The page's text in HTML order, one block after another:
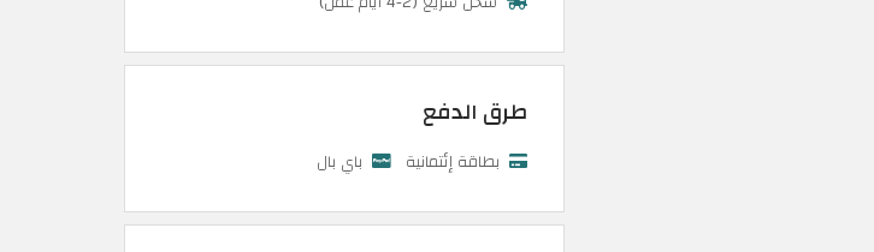
طرق الدفع
بطاقة إئتمانية باي بال